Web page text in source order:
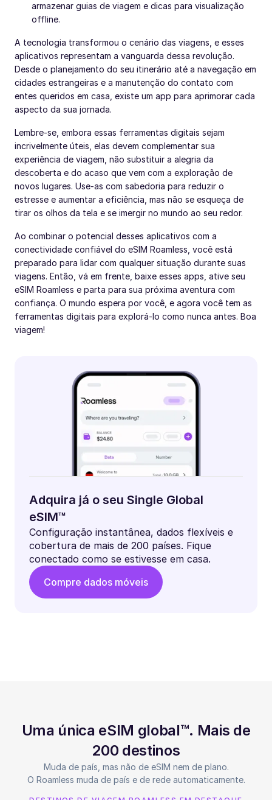
armazenar guias de viagem e dicas para visualização
offline.
A tecnologia transformou o cenário das viagens, e esses
aplicativos representam a vanguarda dessa revolução.
Desde o planejamento do seu itinerário até a navegação em
cidades estrangeiras e a manutenção do contato com
entes queridos em casa, existe um app para aprimorar cada
aspecto da sua jornada.
Lembre-se, embora essas ferramentas digitais sejam
incrivelmente úteis, elas devem complementar sua
experiência de viagem, não substituir a alegria da
descoberta e do acaso que vem com a exploração de
novos lugares. Use-as com sabedoria para reduzir o
estresse e aumentar a eficiência, mas não se esqueça de
tirar os olhos da tela e se imergir no mundo ao seu redor.
Ao combinar o potencial desses aplicativos com a
conectividade confiável do eSIM Roamless, você está
preparado para lidar com qualquer situação durante suas
viagens. Então, vá em frente, baixe esses apps, ative seu
eSIM Roamless e parta para sua próxima aventura com
confiança. O mundo espera por você, e agora você tem as
ferramentas digitais para explorá-lo como nunca antes. Boa
viagem!
Adquira já o seu Single Global
eSIM™
Configuração instantânea, dados flexíveis e
cobertura de mais de 200 países. Fique
conectado como se estivesse em casa.
Compre dados móveis
Uma única eSIM global™. Mais de
200 destinos
Muda de país, mas não de eSIM nem de plano.
O Roamless muda de país e de rede automaticamente.